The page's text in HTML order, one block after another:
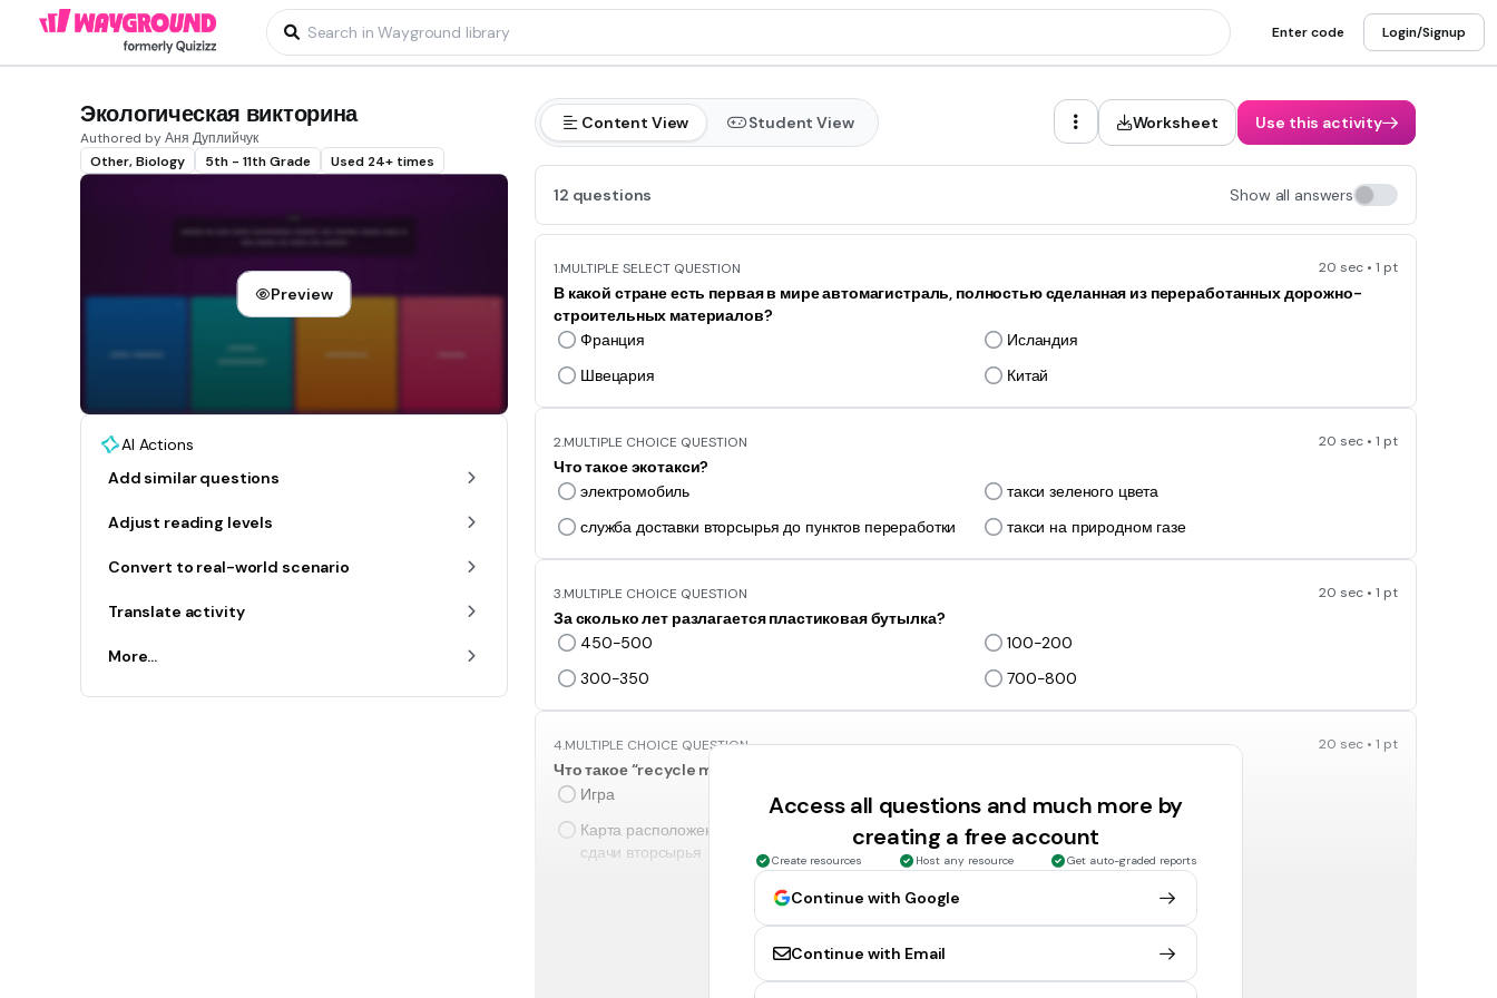
Enter code Login/Signup
Экологическая викторина
Authored by Аня Дуплийчук
Other, Biology
5th - 11th Grade Used 24+ times
Preview
AI Actions
Add similar questions
Adjust reading levels
Convert to real-world scenario
Translate activity
More...
Content View Student View Worksheet Use this activity
12 questions Show all answers
1.MULTIPLE SELECT QUESTION 20 sec • 1 pt
В какой стране есть первая в мире автомагистраль, полностью сделанная из переработанных дорожно-
строительных материалов?
Франция
Исландия
Швецария
Китай
2.MULTIPLE CHOICE QUESTION 20 sec • 1 pt
Что такое экотакси?
электромобиль
такси зеленого цвета
служба доставки вторсырья до пунктов переработки
такси на природном газе
3.MULTIPLE CHOICE QUESTION 20 sec • 1 pt
За сколько лет разлагается пластиковая бутылка?
450-500
100-200
300-350
700-800
4.MULTIPLE CHOICE QUESTION 20 sec • 1 pt
Что такое “recycle map”?
Игра
Пункт сдачи макулатуры
Карта расположения стационарных контейнеров для
сдачи вторсырья
Экологическая организация
В 1994 году бренд Moschino представляет новую коллекцию "Ecocouture". Какие позиции входили в эту
Платья из полиэтиленовых пакетов, рыболовных
Access all questions and much more by
creating a free account
Create resources Host any resource Get auto-graded reports
Continue with Google
Continue with Email